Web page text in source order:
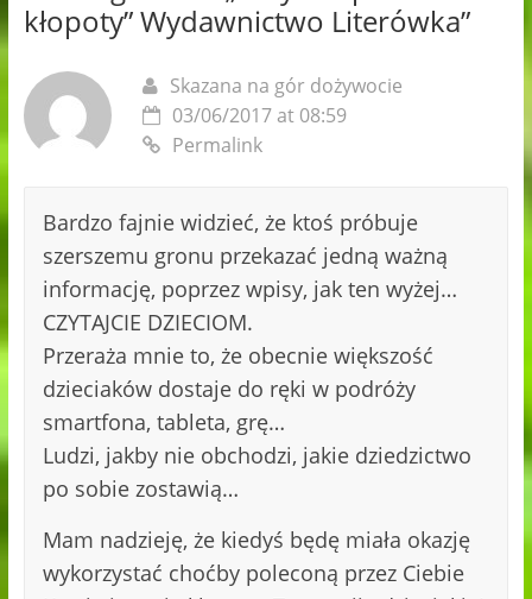
kłopoty” Wydawnictwo Literówka”
Skazana na gór dożywocie
03/06/2017 at 08:59
Permalink
Bardzo fajnie widzieć, że ktoś próbuje
szerszemu gronu przekazać jedną ważną
informację, poprzez wpisy, jak ten wyżej…
CZYTAJCIE DZIECIOM.
Przeraża mnie to, że obecnie większość
dzieciaków dostaje do ręki w podróży
smartfona, tableta, grę…
Ludzi, jakby nie obchodzi, jakie dziedzictwo
po sobie zostawią…
Mam nadzieję, że kiedyś będę miała okazję
wykorzystać choćby poleconą przez Ciebie